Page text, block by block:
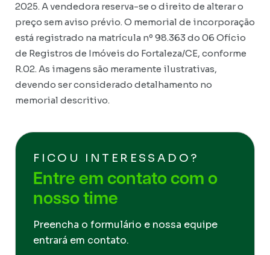
2025. A vendedora reserva-se o direito de alterar o
preço sem aviso prévio. O memorial de incorporação
está registrado na matrícula nº 98.363 do 06 Ofício
de Registros de Imóveis do Fortaleza/CE, conforme
R.02. As imagens são meramente ilustrativas,
devendo ser considerado detalhamento no
memorial descritivo.
FICOU INTERESSADO?
Entre em contato com o
nosso time
Preencha o formulário e nossa equipe
entrará em contato.